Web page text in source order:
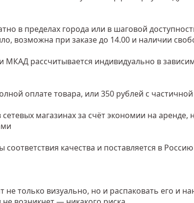
в пределах города или в шаговой
возможна при заказе до 14.00 и наличии
МКАД рассчитывается индивидуально в
оплате товара, или 350 рублей с
магазинах за счёт экономии на
соответствия качества и поставляется в
только визуально, но и распаковать его и